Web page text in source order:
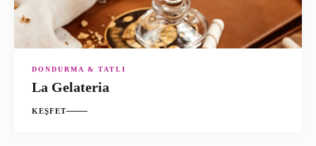
DONDURMA & TATLI
La Gelateria
KEŞFET